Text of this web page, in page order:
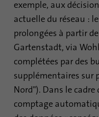
exemple, aux
actuelle du réseau :
prolongées à partir
Gartenstadt, via
complétées par des
supplémentaires sur
Nord"). Dans le cadre
comptage
Nom
Fournisseur
Durée 30 jours
Objetif
Ce